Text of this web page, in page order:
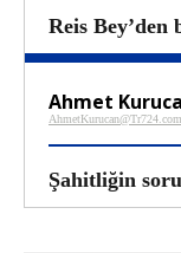
Reis Bey’den
Ahmet
AhmetKurucan@Tr724.com
Şahitliğin